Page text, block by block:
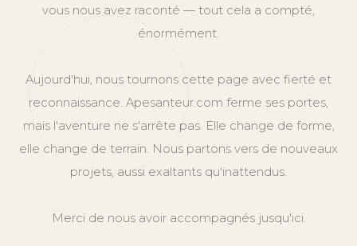
vous nous avez raconté — tout cela a compté,
énormément.
Aujourd'hui, nous tournons cette page avec fierté et
reconnaissance. Apesanteur.com ferme ses portes,
mais l'aventure ne s'arrête pas. Elle change de forme,
elle change de terrain. Nous partons vers de nouveaux
projets, aussi exaltants qu'inattendus.
Merci de nous avoir accompagnés jusqu'ici.